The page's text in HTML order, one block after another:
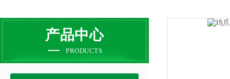
产品中心
PRODUCTS